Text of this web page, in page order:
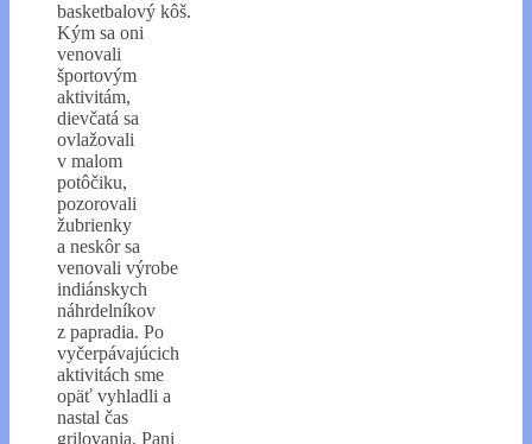
basketbalový kôš.
Kým sa oni
venovali
športovým
aktivitám,
dievčatá sa
ovlažovali
v malom
potôčiku,
pozorovali
žubrienky
a neskôr sa
venovali výrobe
indiánskych
náhrdelníkov
z papradia. Po
vyčerpávajúcich
aktivitách sme
opäť vyhladli a
nastal čas
grilovania. Pani